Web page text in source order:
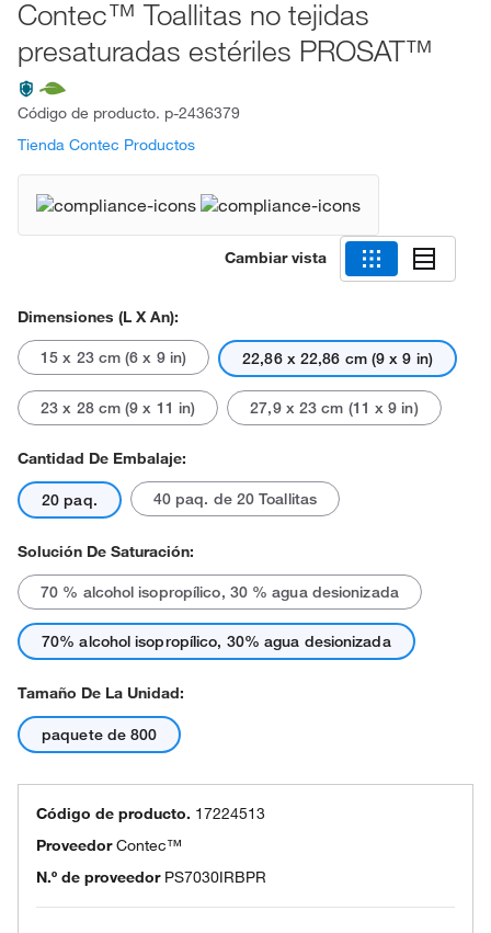
Contec™ Toallitas no tejidas
presaturadas estériles PROSAT™
Código de producto. p-2436379
Tienda Contec Productos
Cambiar vista
Dimensiones (L X An):
15 x 23 cm (6 x 9 in) 22,86 x 22,86 cm (9 x 9 in)
23 x 28 cm (9 x 11 in) 27,9 x 23 cm (11 x 9 in)
Cantidad De Embalaje:
20 paq. 40 paq. de 20 Toallitas
Solución De Saturación:
70 % alcohol isopropílico, 30 % agua desionizada
70% alcohol isopropílico, 30% agua desionizada
Tamaño De La Unidad:
paquete de 800
Código de producto. 17224513
ProveedorContec™
N.º de proveedor PS7030IRBPR